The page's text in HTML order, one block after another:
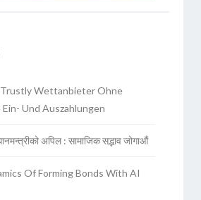
Wettanbieter Ohne
Und Auszahlungen
अपिल : सामाजिक सद्भाव जोगाऔं
Of Forming Bonds With AI